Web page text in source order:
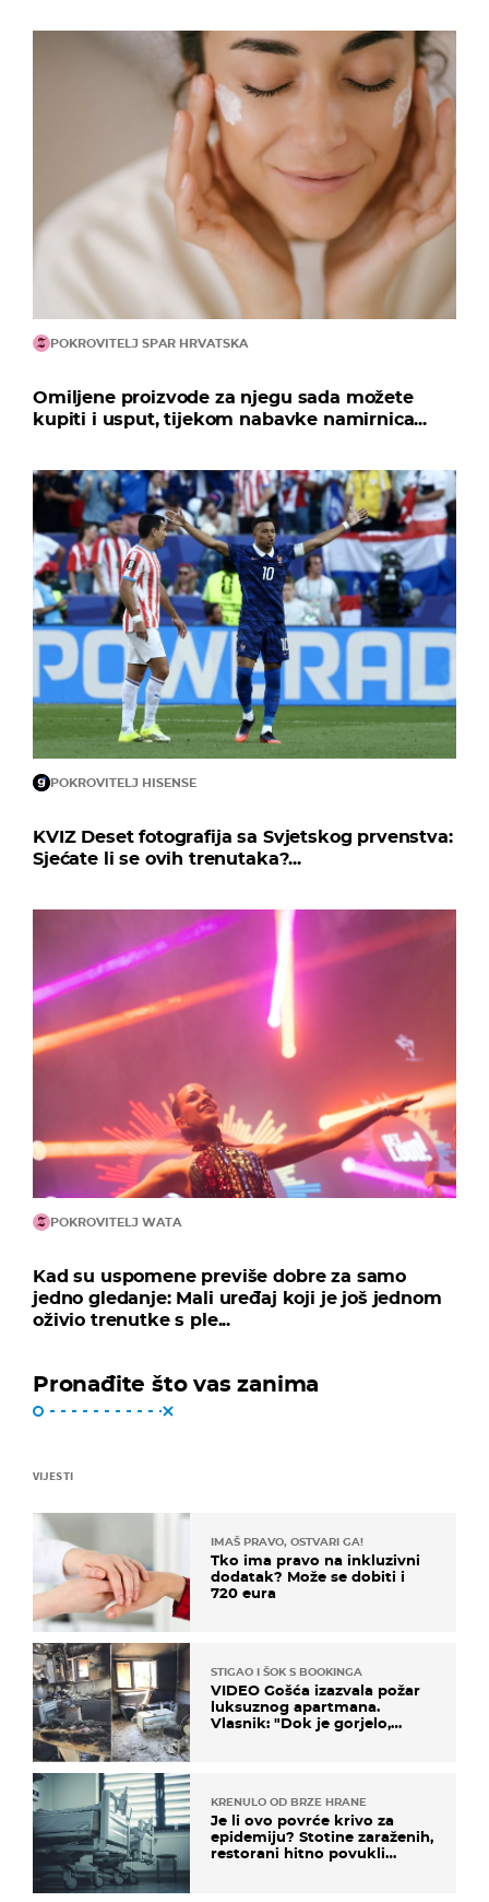
POKROVITELJ SPAR HRVATSKA
Omiljene proizvode za njegu sada možete
kupiti i usput, tijekom nabavke namirnica...
POKROVITELJ HISENSE
KVIZ Deset fotografija sa Svjetskog prvenstva:
Sjećate li se ovih trenutaka?...
POKROVITELJ WATA
Kad su uspomene previše dobre za samo
jedno gledanje: Mali uređaj koji je još jednom
oživio trenutke s ple...
Pronađite što vas zanima
VIJESTI
IMAŠ PRAVO, OSTVARI GA!
Tko ima pravo na inkluzivni
dodatak? Može se dobiti i
720 eura
STIGAO I ŠOK S BOOKINGA
VIDEO Gošća izazvala požar
luksuznog apartmana.
Vlasnik: "Dok je gorjelo,
KRENULO OD BRZE HRANE
Je li ovo povrće krivo za
epidemiju? Stotine zaraženih,
restorani hitno povukli